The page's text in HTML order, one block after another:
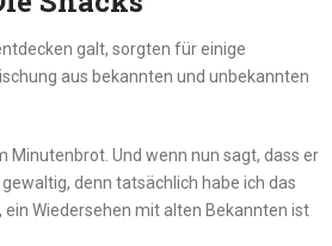
galt, sorgten für einige
aus bekannten und unbekannten
Minutenbrot. Und wenn nun sagt, dass er
denn tatsächlich habe ich das
ein Wiedersehen mit alten Bekannten ist